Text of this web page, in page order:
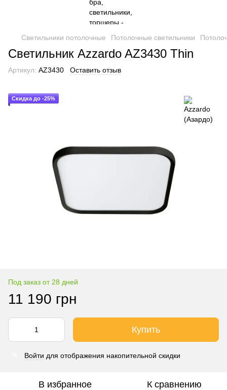
Светильники потолочные Потолочные светильники
Светильник Azzardo AZ3430 Thin
Артикул: AZ3430 Оставить отзыв
Скидка до -25%
Под заказ от 28 дней
11 190 грн
Купить
Войти для отображения накопительной скидки
В избранное К сравнению